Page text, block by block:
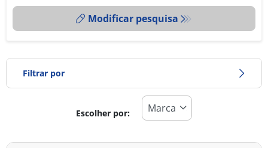
Modificar pesquisa
Filtrar por
Todos os tipos (1)
Escolher por: